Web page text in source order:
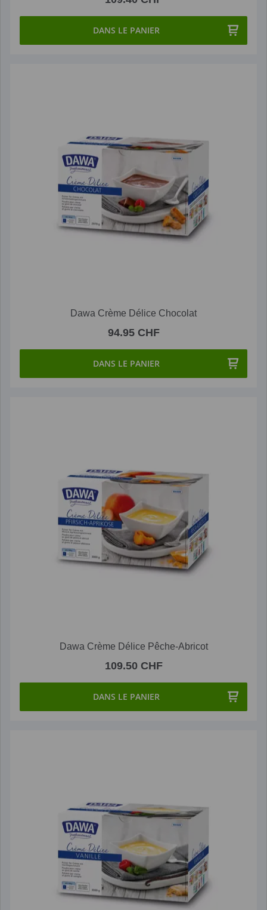
DANS LE PANIER
Dawa Crème Délice Chocolat
94.95 CHF
DANS LE PANIER
Dawa Crème Délice Pêche-Abricot
109.50 CHF
DANS LE PANIER